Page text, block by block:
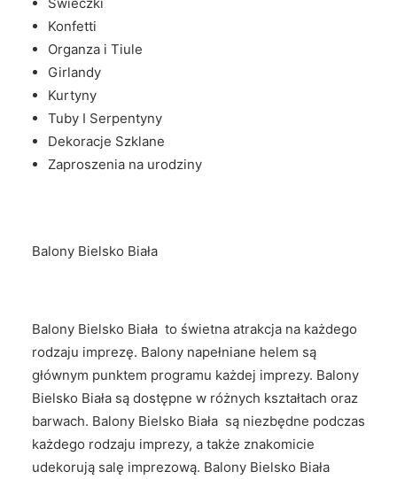
Konfetti
Organza i Tiule
Girlandy
Kurtyny
Tuby I Serpentyny
Dekoracje Szklane
Zaproszenia na urodziny
Balony Bielsko Biała
Balony Bielsko Biała to świetna atrakcja na każdego
rodzaju imprezę. Balony napełniane helem są
głównym punktem programu każdej imprezy. Balony
Bielsko Biała są dostępne w różnych kształtach oraz
barwach. Balony Bielsko Biała są niezbędne podczas
każdego rodzaju imprezy, a także znakomicie
udekorują salę imprezową. Balony Bielsko Biała